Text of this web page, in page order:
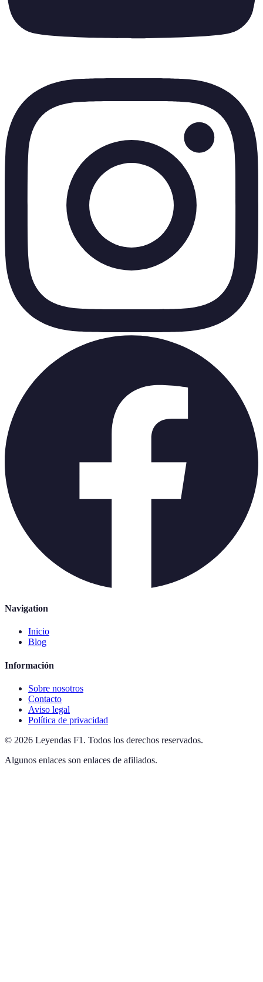
Navigation
Inicio
Blog
Información
Sobre nosotros
Contacto
Aviso legal
Política de privacidad
© 2026 Leyendas F1 . Todos los derechos reservados.
Algunos enlaces son enlaces de afiliados.